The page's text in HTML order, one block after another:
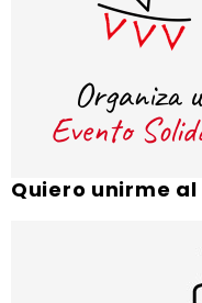
Quiero unirme al